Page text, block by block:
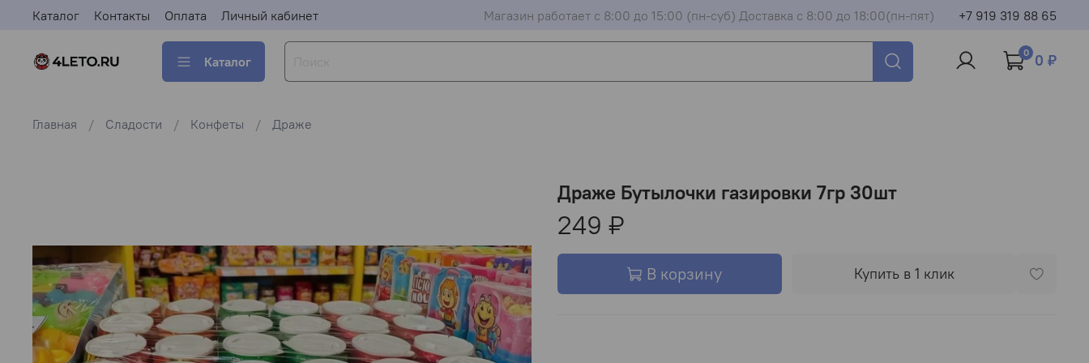
Каталог Контакты Оплата Личный кабинет Магазин работает с 8:00 до 15:00 (пн-суб) Доставка с 8:00 до 18:00(пн-пят) +7 919 319 88 65
Каталог
0 0 ₽
Главная Сладости Конфеты Драже
Драже Бутылочки газировки 7гр 30шт
249 ₽
В корзину Купить в 1 клик